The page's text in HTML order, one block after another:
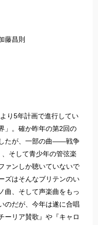
藤昌則
り5年計画で進行してい
」。確か昨年の第2回の
たが、一部の曲――戦争
そして青少年の管弦楽
ンしか聴いていないで
ズはそんなブリテンのい
曲、そして声楽曲をもっ
のだが、今年は遂に合唱
ーリア賛歌』や『キャロ